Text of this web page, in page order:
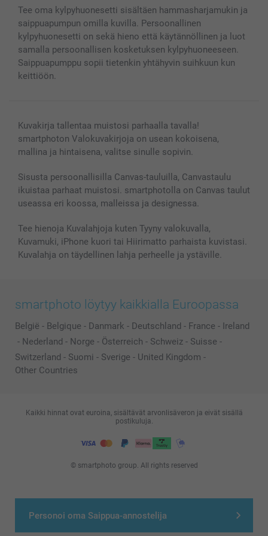
Personoi oma Saippua-annostelija
MyNameBook
Kuvakalenterit & Päivyrit
Valokuvakehykset & Lisätarvikkeet
Lahjakortti
Kaikki kuvatuotteet
Ehdot/takuut
Investor Relations
Hinnat & maksutavat
Tilausten tila
Tee oma kylpyhuonesetti sisältäen hammasharjamukin ja
saippuapumpun omilla kuvilla. Persoonallinen
kylpyhuonesetti on sekä hieno että käytännöllinen ja luot
samalla persoonallisen kosketuksen kylpyhuoneeseen.
Saippuapumppu sopii tietenkin yhtähyvin suihkuun kun
keittiöön.
Kuvakirja tallentaa muistosi parhaalla tavalla!
smartphoton Valokuvakirjoja on usean kokoisena,
mallina ja hintaisena, valitse sinulle sopivin.
Sisusta persoonallisilla Canvas-tauluilla, Canvastaulu
ikuistaa parhaat muistosi. smartphotolla on Canvas taulut
useassa eri koossa, malleissa ja designessa.
Tee hienoja Kuvalahjoja kuten Tyyny valokuvalla,
Kuvamuki, iPhone kuori tai Hiirimatto parhaista kuvistasi.
Kuvalahja on täydellinen lahja perheelle ja ystäville.
smartphoto löytyy kaikkialla Euroopassa
België - Belgique - Danmark - Deutschland - France - Ireland
- Nederland - Norge - Österreich - Schweiz - Suisse -
Switzerland - Suomi - Sverige - United Kingdom -
Other Countries
© smartphoto group. All rights reserved
Kaikki hinnat ovat euroina, sisältävät arvonlisäveron ja eivät sisällä
postikuluja.